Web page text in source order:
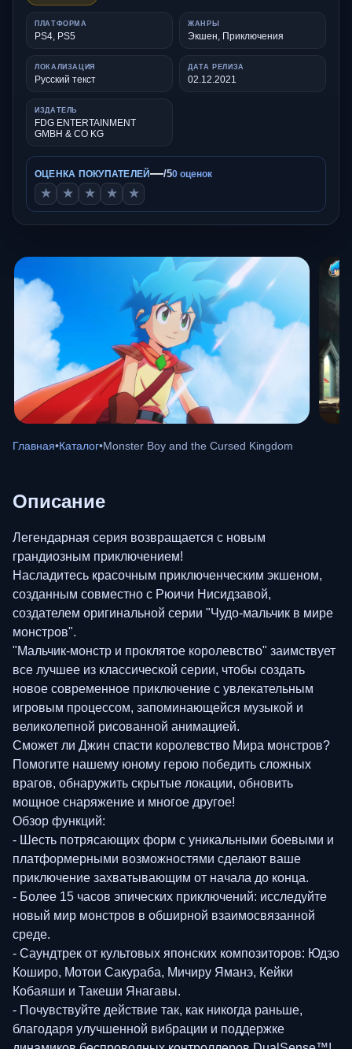
ПЛАТФОРМА
PS4, PS5
ЖАНРЫ
Экшен, Приключения
ЛОКАЛИЗАЦИЯ
Русский текст
ДАТА РЕЛИЗА
02.12.2021
ИЗДАТЕЛЬ
FDG ENTERTAINMENT
GMBH & CO KG
ОЦЕНКА ПОКУПАТЕЛЕЙ—/50 оценок
★ ★ ★ ★ ★
Главная•Каталог•Monster Boy and the Cursed Kingdom
Описание
Легендарная серия возвращается с новым
грандиозным приключением!
Насладитесь красочным приключенческим экшеном,
созданным совместно с Рюичи Нисидзавой,
создателем оригинальной серии "Чудо-мальчик в мире
монстров".
"Мальчик-монстр и проклятое королевство" заимствует
все лучшее из классической серии, чтобы создать
новое современное приключение с увлекательным
игровым процессом, запоминающейся музыкой и
великолепной рисованной анимацией.
Сможет ли Джин спасти королевство Мира монстров?
Помогите нашему юному герою победить сложных
врагов, обнаружить скрытые локации, обновить
мощное снаряжение и многое другое!
Обзор функций:
- Шесть потрясающих форм с уникальными боевыми и
платформерными возможностями сделают ваше
приключение захватывающим от начала до конца.
- Более 15 часов эпических приключений: исследуйте
новый мир монстров в обширной взаимосвязанной
среде.
- Саундтрек от культовых японских композиторов: Юдзо
Коширо, Мотои Сакураба, Мичиру Яманэ, Кейки
Кобаяши и Такеши Янагавы.
- Почувствуйте действие так, как никогда раньше,
благодаря улучшенной вибрации и поддержке